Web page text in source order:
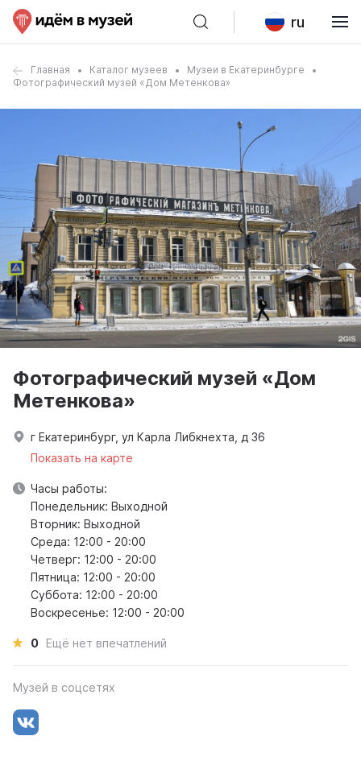
ru
Главная Каталог музеев
Музеи в Екатеринбурге
Фотографический музей «Дом Метенкова»
Фотографический музей «Дом
Метенкова»
г Екатеринбург, ул Карла Либкнехта, д 36
Показать на карте
Часы работы:
Понедельник: Выходной
Вторник: Выходной
Среда: 12:00 - 20:00
Четверг: 12:00 - 20:00
Пятница: 12:00 - 20:00
Суббота: 12:00 - 20:00
Воскресенье: 12:00 - 20:00
0 Ещё нет впечатлений
Музей в соцсетях